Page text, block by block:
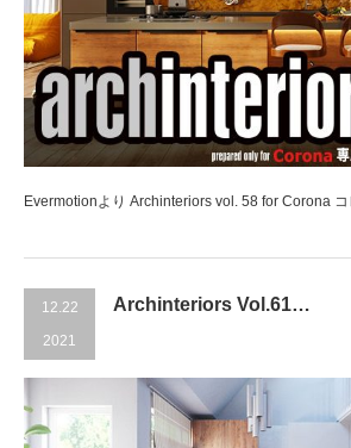
Evermotionより Archinteriors vol. 58 for Corona
12.22
2021
Archinteriors Vol.61…